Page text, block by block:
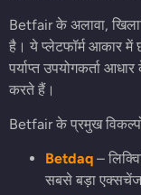
Betfair के अलावा,
है। ये प्लेटफॉर्म आकार में
पर्याप्त उपयोगकर्ता
करते हैं।
Betfair के प्रमुख
Betdaq –
सबसे बड़ा